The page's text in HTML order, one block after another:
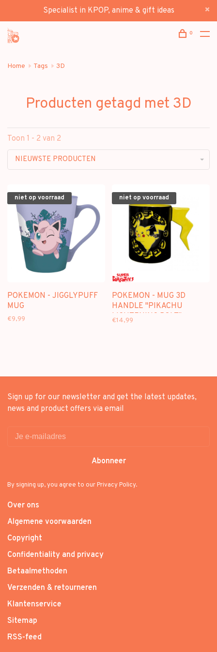
Specialist in KPOP, anime & gift ideas
0
Home Tags 3D
Producten getagd met 3D
Toon 1 - 2 van 2
NIEUWSTE PRODUCTEN
niet op voorraad
POKEMON - JIGGLYPUFF
MUG
€9,99
niet op voorraad
POKEMON - MUG 3D
HANDLE "PIKACHU
LIGHTENING BOLT"
€14,99
Sign up for our newsletter and get the latest updates,
news and product offers via email
Abonneer
By signing up, you agree to our Privacy Policy.
Over ons
Algemene voorwaarden
Copyright
Confidentiality and privacy
Betaalmethoden
Verzenden & retourneren
Klantenservice
Sitemap
RSS-feed